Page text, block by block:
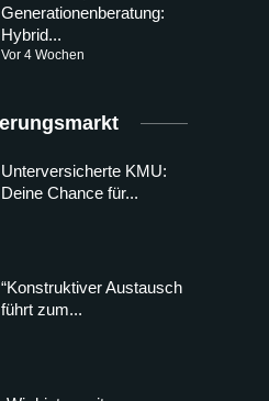
Generationenberatung:
Hybrid...
Vor 4 Wochen
Unterversicherte KMU:
Deine Chance für...
“Konstruktiver Austausch
führt zum...